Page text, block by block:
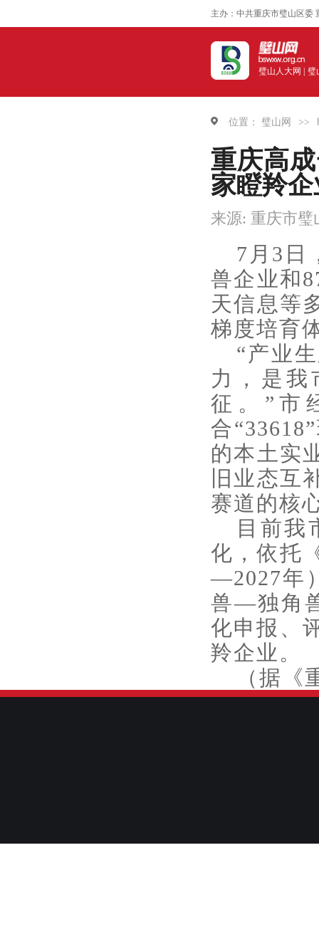
主办：中共重庆市璧山区委
璧山人大网 | 璧
位置： 璧山网 >>
重庆高
家瞪羚企
来源: 重庆市
7月3日
兽企业和
天信息等
梯度培育
“产业
力，是我
征。”市
合
的本土实
旧业态互
赛道的核
目前我
化，依托
—2027年
兽—独角
化申报、
羚企业。
（据《